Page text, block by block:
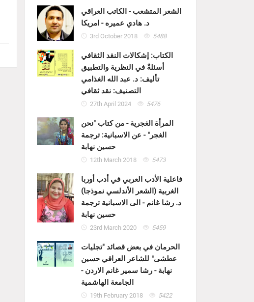
الشعر المتشعب - الكاتب العراقي
د. هادي عميره - امريكا
3rd October 2018 5488
الكتاب: إشكالات النقد الثقافي
أسئلةٌ في النظرية والتطبيق
تأليف: د. عبد الله الغذامي
التصنيف: نقد ثقافي
27th April 2024 5476
المرأة الغجرية - من كتاب "نحن
الغجر" - عن الاسبانية: ترجمة
حسين نهابة
12th March 2018 5473
فاعلية الأدب العربي في أدب أوربا
الغربية (الشعر الأندلسي نموذجا)
د. رشا غانم - الى الاسبانية ترجمة
حسين نهابة
23rd March 2020 5459
الحرمان في بعض قصائد "تجليات
عطشى" للشاعر العراقي حسين
نهابة - رشا سمير غانم الاردن -
الجامعة الهاشمية
19th February 2018 5422